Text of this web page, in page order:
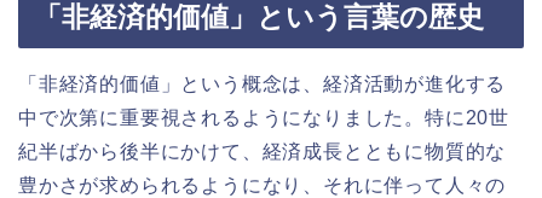
「非経済的価値」という言葉の歴史
「非経済的価値」という概念は、経済活動が進化する
中で次第に重要視されるようになりました。特に20世
紀半ばから後半にかけて、経済成長とともに物質的な
豊かさが求められるようになり、それに伴って人々の